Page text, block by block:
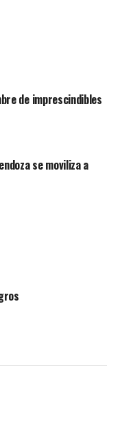
de imprescindibles
se moviliza a